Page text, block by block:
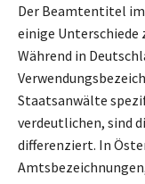
Der Beamtentitel
einige Unterschiede
Während in
Staatsanwälte
verdeutlichen, sind
differenziert. In